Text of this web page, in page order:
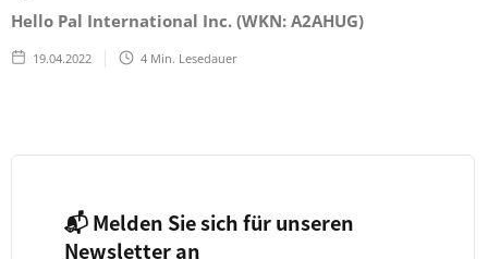
Hello Pal International Inc. (WKN: A2AHUG)
19.04.2022 4 Min. Lesedauer
📬 Melden Sie sich für unseren
Newsletter an